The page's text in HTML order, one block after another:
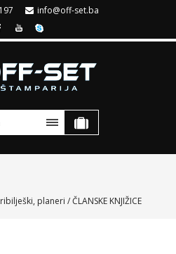
info@off-set.ba
planeri / ČLANSKE KNJIŽICE